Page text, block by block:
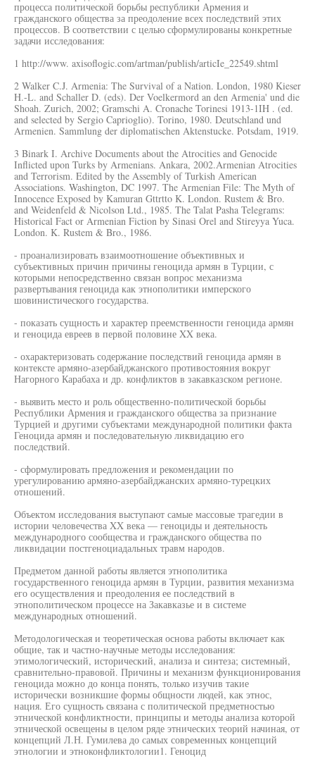
процесса политической борьбы республики Армения и
гражданского общества за преодоление всех последствий этих
процессов. В соответствии с целью сформулированы конкретные
задачи исследования:
1 http://www. axisoflogic.com/artman/publish/articIe_22549.shtml
2 Walker C.J. Armenia: The Survival of a Nation. London, 1980 Kieser
H.-L. and Schaller D. (eds). Der Voelkermord an den Armenia' und die
Shoah. Zurich, 2002; Gramschi A. Cronache Torinesi 1913-1IH . (ed.
and selected by Sergio Caprioglio). Torino, 1980. Deutschland und
Armenien. Sammlung der diplomatischen Aktenstucke. Potsdam, 1919.
3 Binark I. Archive Documents about the Atrocities and Genocide
Inflicted upon Turks by Armenians. Ankara, 2002.Armenian Atrocities
and Terrorism. Edited by the Assembly of Turkish American
Associations. Washington, DC 1997. The Armenian File: The Myth of
Innocence Exposed by Kamuran Gttrtto K. London. Rustem & Bro.
and Weidenfeld & Nicolson Ltd., 1985. The Talat Pasha Telegrams:
Historical Fact or Armenian Fiction by Sinasi Orel and Stireyya Yuca.
London. K. Rustem & Bro., 1986.
- проанализировать взаимоотношение объективных и
субъективных причин причины геноцида армян в Турции, с
которыми непосредственно связан вопрос механизма
развертывания геноцида как этнополитики имперского
шовинистического государства.
- показать сущность и характер преемственности геноцида армян
и геноцида евреев в первой половине XX века.
- охарактеризовать содержание последствий геноцида армян в
контексте армяно-азербайджанского противостояния вокруг
Нагорного Карабаха и др. конфликтов в закавказском регионе.
- выявить место и роль общественно-политической борьбы
Республики Армения и гражданского общества за признание
Турцией и другими субъектами международной политики факта
Геноцида армян и последовательную ликвидацию его
последствий.
- сформулировать предложения и рекомендации по
урегулированию армяно-азербайджанских армяно-турецких
отношений.
Объектом исследования выступают самые массовые трагедии в
истории человечества XX века — геноциды и деятельность
международного сообщества и гражданского общества по
ликвидации постгеноциадальных травм народов.
Предметом данной работы является этнополитика
государственного геноцида армян в Турции, развития механизма
его осуществления и преодоления ее последствий в
этнополитическом процессе на Закавказье и в системе
международных отношений.
Методологическая и теоретическая основа работы включает как
общие, так и частно-научные методы исследования:
этимологический, исторический, анализа и синтеза; системный,
сравнительно-правовой. Причины и механизм функционирования
геноцида можно до конца понять, только изучив такие
исторически возникшие формы общности людей, как этнос,
нация. Его сущность связана с политической предметностью
этнической конфликтности, принципы и методы анализа которой
этнической освещены в целом ряде этнических теорий начиная, от
концепций Л.Н. Гумилева до самых современных концепций
этнологии и этноконфликтологии1. Геноцид